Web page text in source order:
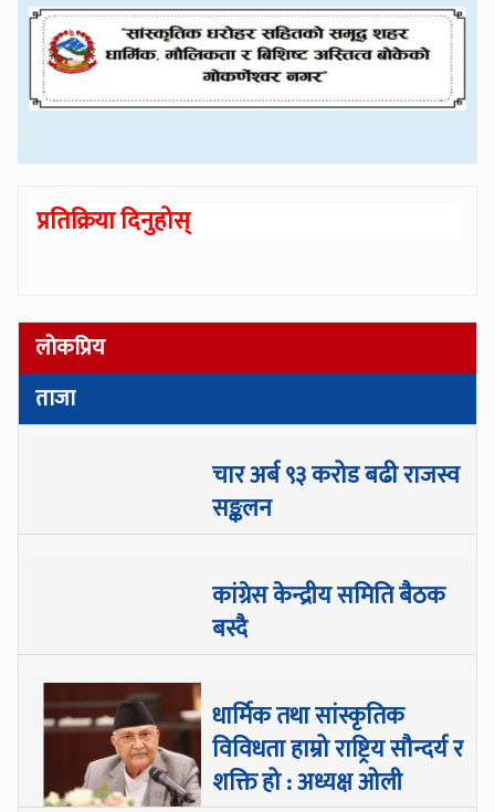
प्रतिक्रिया दिनुहोस्
लोकप्रिय
ताजा
चार अर्ब ९३ करोड बढी राजस्व
सङ्कलन
कांग्रेस केन्द्रीय समिति बैठक
बस्दै
धार्मिक तथा सांस्कृतिक
विविधता हाम्रो राष्ट्रिय सौन्दर्य र
शक्ति हो : अध्यक्ष ओली